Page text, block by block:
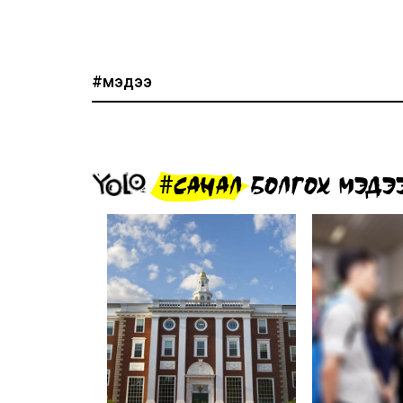
#мэдээ
#САНАЛ БОЛГОХ